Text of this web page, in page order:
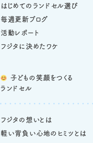
子どもの笑顔をつくる
ランドセル
フジタの想いとは
軽い背負い心地のヒミツとは
はじめてのランドセル選び
毎週更新ブログ
活動レポート
フジタに決めたワケ